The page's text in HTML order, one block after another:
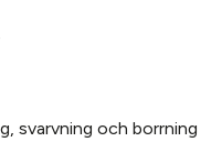
svarvning och borrning